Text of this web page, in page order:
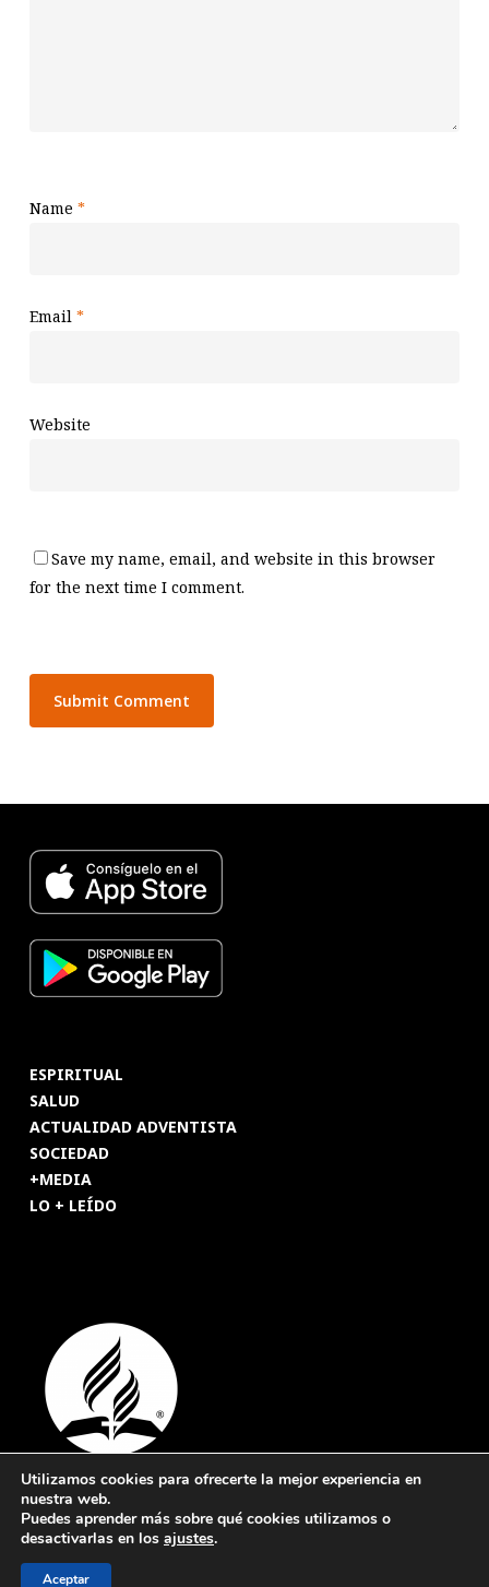
Name *
Email *
Website
Save my name, email, and website in this browser
for the next time I comment.
ESPIRITUAL
SALUD
ACTUALIDAD ADVENTISTA
SOCIEDAD
+MEDIA
LO + LEÍDO
© 2026 Revista Adventista de España. UICASDE. Derechos
reservados.
Utilizamos cookies para ofrecerte la mejor experiencia en
nuestra web.
Puedes aprender más sobre qué cookies utilizamos o
desactivarlas en los ajustes.
Aceptar